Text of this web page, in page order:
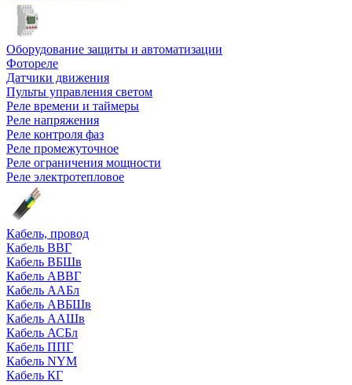
Оборудование защиты и автоматизации
Фотореле
Датчики движения
Пульты управления светом
Реле времени и таймеры
Реле напряжения
Реле контроля фаз
Реле промежуточное
Реле ограничения мощности
Реле электротепловое
Кабель, провод
Кабель ВВГ
Кабель ВБШв
Кабель АВВГ
Кабель ААБл
Кабель АВБШв
Кабель ААШв
Кабель АСБл
Кабель ППГ
Кабель NYM
Кабель КГ